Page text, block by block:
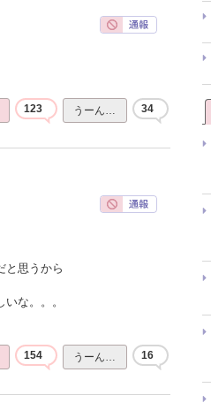
123 うーん… 34
と思うから
な。。。
154 うーん… 16